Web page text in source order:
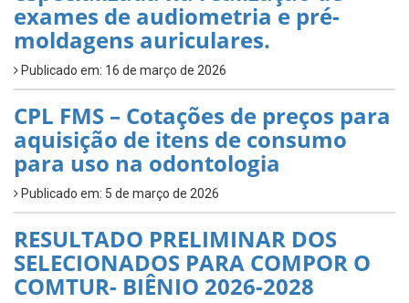
exames de audiometria e pré-
moldagens auriculares.
Publicado em: 16 de março de 2026
CPL FMS – Cotações de preços para
aquisição de itens de consumo
para uso na odontologia
Publicado em: 5 de março de 2026
RESULTADO PRELIMINAR DOS
SELECIONADOS PARA COMPOR O
COMTUR- BIÊNIO 2026-2028